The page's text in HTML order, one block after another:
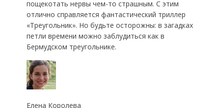
пощекотать нервы чем-то страшным. С этим
отлично справляется фантастический триллер
«Треугольник». Но будьте осторожны: в загадках
петли времени можно заблудиться как в
Бермудском треугольнике.
Елена Королева